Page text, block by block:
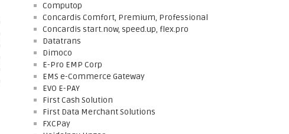
Computop
Concardis Comfort, Premium, Professional
Concardis start.now, speed.up, flex.pro
Datatrans
Dimoco
E-Pro EMP Corp
EMS e-Commerce Gateway
EVO E-PAY
First Cash Solution
First Data Merchant Solutions
FXCPay